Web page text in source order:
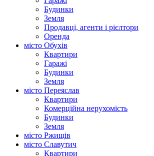
Будинки
Земля
Продавці, агенти і рієлтори
Оренда
місто Обухів
Квартири
Гаражі
Будинки
Земля
місто Переяслав
Квартири
Комерційна нерухомість
Будинки
Земля
місто Ржищів
місто Славутич
Квартири